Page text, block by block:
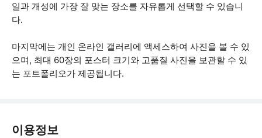
일과 개성에 가장 잘 맞는 장소를 자유롭게 선택할 수 있습니
다.
마지막에는 개인 온라인 갤러리에 액세스하여 사진을 볼 수 있
으며, 최대 60장의 포스터 크기와 고품질 사진을 보관할 수 있
는 포트폴리오가 제공됩니다.
이용정보